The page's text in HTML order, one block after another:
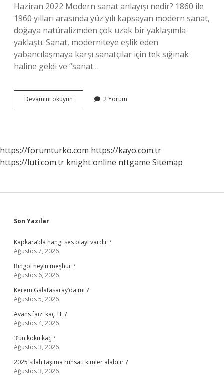
Haziran 2022 Modern sanat anlayışı nedir? 1860 ile
1960 yılları arasında yüz yılı kapsayan modern sanat,
doğaya natüralizmden çok uzak bir yaklaşımla
yaklaştı. Sanat, moderniteye eşlik eden
yabancılaşmaya karşı sanatçılar için tek sığınak
haline geldi ve “sanat…
Devamını okuyun
Sanat
2 Yorum
https://forumturko.com https://kayo.com.tr
https://luti.com.tr knight online nttgame Sitemap
Sidebar
Son Yazılar
Kapkara’da hangi ses olayı vardır ?
Ağustos 7, 2026
Bingöl neyin meşhur ?
Ağustos 6, 2026
Kerem Galatasaray’da mı ?
Ağustos 5, 2026
Avans faizi kaç TL ?
Ağustos 4, 2026
3’ün kökü kaç ?
Ağustos 3, 2026
2025 silah taşıma ruhsatı kimler alabilir ?
Ağustos 3, 2026